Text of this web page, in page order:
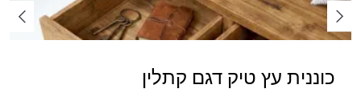
כוננית עץ טיק דגם קתלין